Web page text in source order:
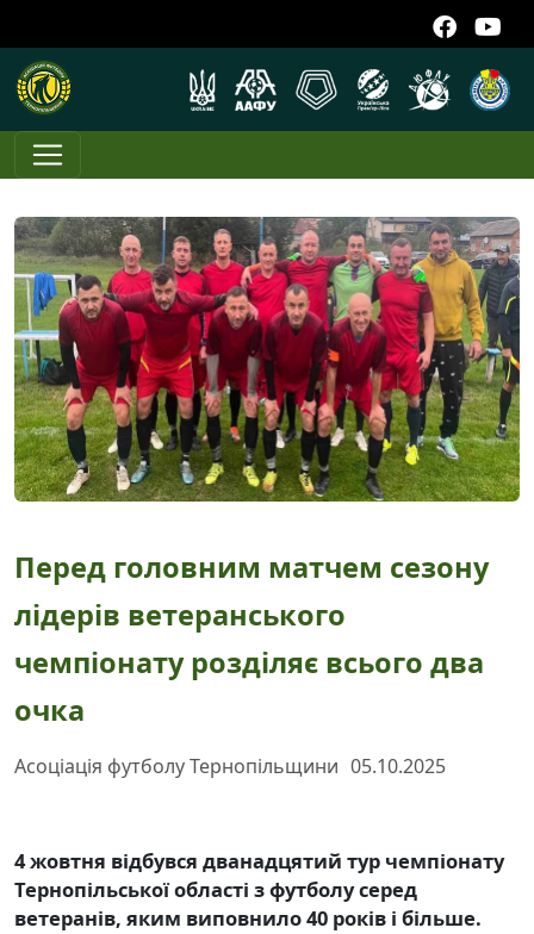
Перед головним матчем сезону
лідерів ветеранського
чемпіонату розділяє всього два
очка
Асоціація футболу Тернопільщини 05.10.2025
4 жовтня відбувся дванадцятий тур чемпіонату
Тернопільської області з футболу серед
ветеранів, яким виповнило 40 років і більше.